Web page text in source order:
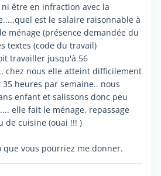
être en infraction avec la
est le salaire raisonnable à
ménage (présence demandée du
textes (code du travail)
travailler jusqu'à 56
chez nous elle atteint difficilement
heures par semaine.. nous
enfant et salissons donc peu
elle fait le ménage, repassage
de cuisine (ouai !!! )
vous pourriez me donner.